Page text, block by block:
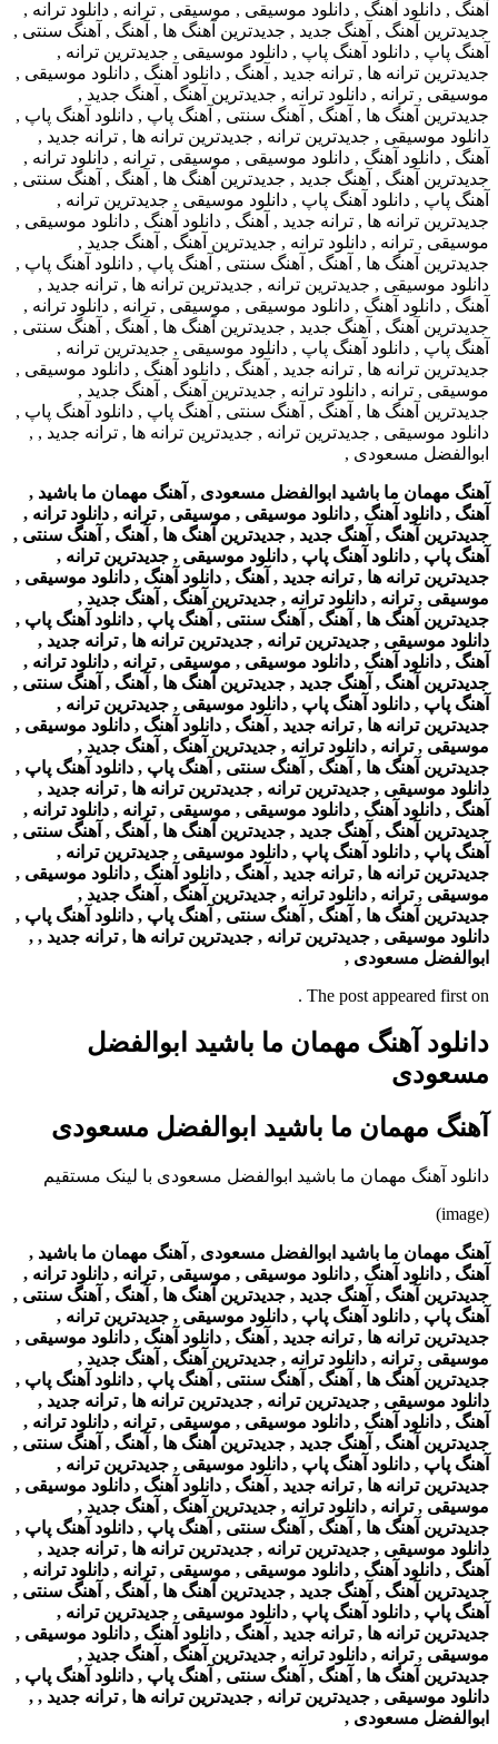
آهنگ مهمان ما باشید ابوالفضل مسعودی , آهنگ مهمان ما باشید ,
آهنگ , دانلود آهنگ , دانلود موسیقی , موسیقی , ترانه , دانلود ترانه ,
جدیدترین آهنگ , آهنگ جدید , جدیدترین آهنگ ها , آهنگ , آهنگ سنتی ,
آهنگ پاپ , دانلود آهنگ پاپ , دانلود موسیقی , جدیدترین ترانه ,
جدیدترین ترانه ها , ترانه جدید , آهنگ , دانلود آهنگ , دانلود موسیقی ,
موسیقی , ترانه , دانلود ترانه , جدیدترین آهنگ , آهنگ جدید ,
جدیدترین آهنگ ها , آهنگ , آهنگ سنتی , آهنگ پاپ , دانلود آهنگ پاپ ,
دانلود موسیقی , جدیدترین ترانه , جدیدترین ترانه ها , ترانه جدید ,
آهنگ , دانلود آهنگ , دانلود موسیقی , موسیقی , ترانه , دانلود ترانه ,
جدیدترین آهنگ , آهنگ جدید , جدیدترین آهنگ ها , آهنگ , آهنگ سنتی ,
آهنگ پاپ , دانلود آهنگ پاپ , دانلود موسیقی , جدیدترین ترانه ,
جدیدترین ترانه ها , ترانه جدید , آهنگ , دانلود آهنگ , دانلود موسیقی ,
موسیقی , ترانه , دانلود ترانه , جدیدترین آهنگ , آهنگ جدید ,
جدیدترین آهنگ ها , آهنگ , آهنگ سنتی , آهنگ پاپ , دانلود آهنگ پاپ ,
دانلود موسیقی , جدیدترین ترانه , جدیدترین ترانه ها , ترانه جدید ,
آهنگ , دانلود آهنگ , دانلود موسیقی , موسیقی , ترانه , دانلود ترانه ,
جدیدترین آهنگ , آهنگ جدید , جدیدترین آهنگ ها , آهنگ , آهنگ سنتی ,
آهنگ پاپ , دانلود آهنگ پاپ , دانلود موسیقی , جدیدترین ترانه ,
جدیدترین ترانه ها , ترانه جدید , آهنگ , دانلود آهنگ , دانلود موسیقی ,
موسیقی , ترانه , دانلود ترانه , جدیدترین آهنگ , آهنگ جدید ,
جدیدترین آهنگ ها , آهنگ , آهنگ سنتی , آهنگ پاپ , دانلود آهنگ پاپ ,
دانلود موسیقی , جدیدترین ترانه , جدیدترین ترانه ها , ترانه جدید , ,
ابوالفضل مسعودی ,
The post appeared first on .
دانلود آهنگ مهمان ما باشید ابوالفضل
مسعودی
آهنگ مهمان ما باشید ابوالفضل مسعودی
دانلود آهنگ مهمان ما باشید ابوالفضل مسعودی با لینک مستقیم
(image)
آهنگ مهمان ما باشید ابوالفضل مسعودی , آهنگ مهمان ما باشید ,
آهنگ , دانلود آهنگ , دانلود موسیقی , موسیقی , ترانه , دانلود ترانه ,
جدیدترین آهنگ , آهنگ جدید , جدیدترین آهنگ ها , آهنگ , آهنگ سنتی ,
آهنگ پاپ , دانلود آهنگ پاپ , دانلود موسیقی , جدیدترین ترانه ,
جدیدترین ترانه ها , ترانه جدید , آهنگ , دانلود آهنگ , دانلود موسیقی ,
موسیقی , ترانه , دانلود ترانه , جدیدترین آهنگ , آهنگ جدید ,
جدیدترین آهنگ ها , آهنگ , آهنگ سنتی , آهنگ پاپ , دانلود آهنگ پاپ ,
دانلود موسیقی , جدیدترین ترانه , جدیدترین ترانه ها , ترانه جدید ,
آهنگ , دانلود آهنگ , دانلود موسیقی , موسیقی , ترانه , دانلود ترانه ,
جدیدترین آهنگ , آهنگ جدید , جدیدترین آهنگ ها , آهنگ , آهنگ سنتی ,
آهنگ پاپ , دانلود آهنگ پاپ , دانلود موسیقی , جدیدترین ترانه ,
جدیدترین ترانه ها , ترانه جدید , آهنگ , دانلود آهنگ , دانلود موسیقی ,
موسیقی , ترانه , دانلود ترانه , جدیدترین آهنگ , آهنگ جدید ,
جدیدترین آهنگ ها , آهنگ , آهنگ سنتی , آهنگ پاپ , دانلود آهنگ پاپ ,
دانلود موسیقی , جدیدترین ترانه , جدیدترین ترانه ها , ترانه جدید ,
آهنگ , دانلود آهنگ , دانلود موسیقی , موسیقی , ترانه , دانلود ترانه ,
جدیدترین آهنگ , آهنگ جدید , جدیدترین آهنگ ها , آهنگ , آهنگ سنتی ,
آهنگ پاپ , دانلود آهنگ پاپ , دانلود موسیقی , جدیدترین ترانه ,
جدیدترین ترانه ها , ترانه جدید , آهنگ , دانلود آهنگ , دانلود موسیقی ,
موسیقی , ترانه , دانلود ترانه , جدیدترین آهنگ , آهنگ جدید ,
جدیدترین آهنگ ها , آهنگ , آهنگ سنتی , آهنگ پاپ , دانلود آهنگ پاپ ,
دانلود موسیقی , جدیدترین ترانه , جدیدترین ترانه ها , ترانه جدید , ,
ابوالفضل مسعودی ,